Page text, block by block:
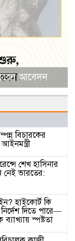
আবেদন
বিচারকের
শেখ হাসিনার
নেই ভারতের:
হাইকোর্ট কি
দিতে পারে—
স্পষ্টতা